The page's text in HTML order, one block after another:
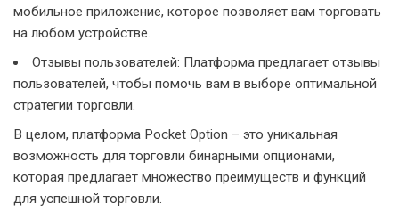
мобильное приложение, которое позволяет вам торговать
на любом устройстве.
Отзывы пользователей: Платформа предлагает отзывы
пользователей, чтобы помочь вам в выборе оптимальной
стратегии торговли.
В целом, платформа Pocket Option – это уникальная
возможность для торговли бинарными опционами,
которая предлагает множество преимуществ и функций
для успешной торговли.